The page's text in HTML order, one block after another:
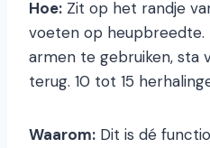
Hoe: Zit op het randje
voeten op heupbreedte.
armen te gebruiken, sta
terug. 10 tot 15
Waarom: Dit is dé